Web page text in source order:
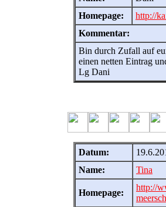
Homepage:
http://
Kommentar:
Bin durch Zufall auf
einen netten Eintrag
Lg Dani
Datum:
Name:
Tina
Homepage:
http://